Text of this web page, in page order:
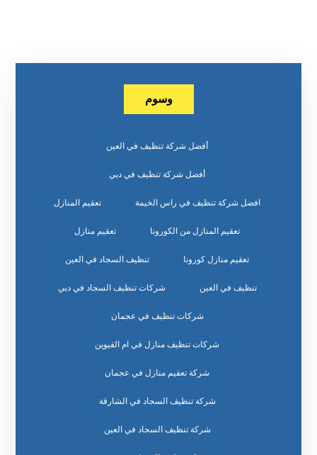
وسوم
أفضل شركة تنظيف في العين
أفضل شركة تنظيف في دبي
افضل شركة تنظيف في راس الخيمة تعقيم المنازل
تعقيم المنازل من الكورونا تعقيم منازل
تعقيم منازل كورونا تنظيف السجاد في العين
تنظيف في العين شركات تنظيف السجاد في دبي
شركات تنظيف في عجمان
شركات تنظيف منازل في ام القيوين
شركة تعقيم منازل في عجمان
شركة تنظيف السجاد في الشارقة
شركة تنظيف السجاد في العين